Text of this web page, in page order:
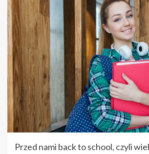
Przed nami back to school, czyli